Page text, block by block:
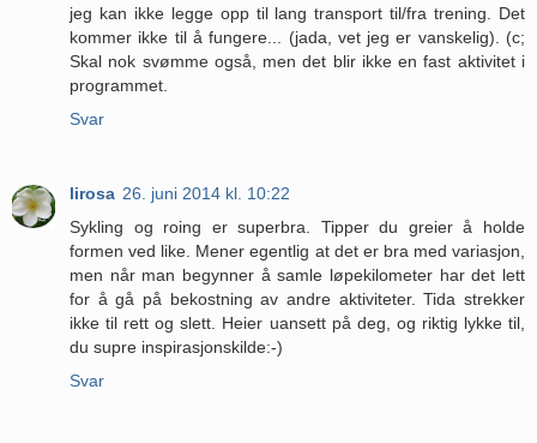
jeg kan ikke legge opp til lang transport til/fra trening. Det
kommer ikke til å fungere... (jada, vet jeg er vanskelig). (c;
Skal nok svømme også, men det blir ikke en fast aktivitet i
programmet.
Svar
lirosa 26. juni 2014 kl. 10:22
Sykling og roing er superbra. Tipper du greier å holde
formen ved like. Mener egentlig at det er bra med variasjon,
men når man begynner å samle løpekilometer har det lett
for å gå på bekostning av andre aktiviteter. Tida strekker
ikke til rett og slett. Heier uansett på deg, og riktig lykke til,
du supre inspirasjonskilde:-)
Svar